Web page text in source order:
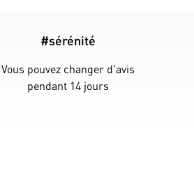
#sérénité
Vous pouvez changer d'avis
pendant 14 jours